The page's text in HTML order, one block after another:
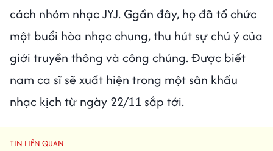
cách nhóm nhạc JYJ. Ggần đây, họ đã tổ chức
một buổi hòa nhạc chung, thu hút sự chú ý của
giới truyền thông và công chúng. Được biết
nam ca sĩ sẽ xuất hiện trong một sân khấu
nhạc kịch từ ngày 22/11 sắp tới.
TIN LIÊN QUAN